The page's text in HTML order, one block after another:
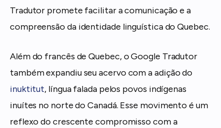
Tradutor promete facilitar a comunicação e a
compreensão da identidade linguística do Quebec.
Além do francês de Quebec, o Google Tradutor
também expandiu seu acervo com a adição do
inuktitut, língua falada pelos povos indígenas
inuítes no norte do Canadá. Esse movimento é um
reflexo do crescente compromisso com a